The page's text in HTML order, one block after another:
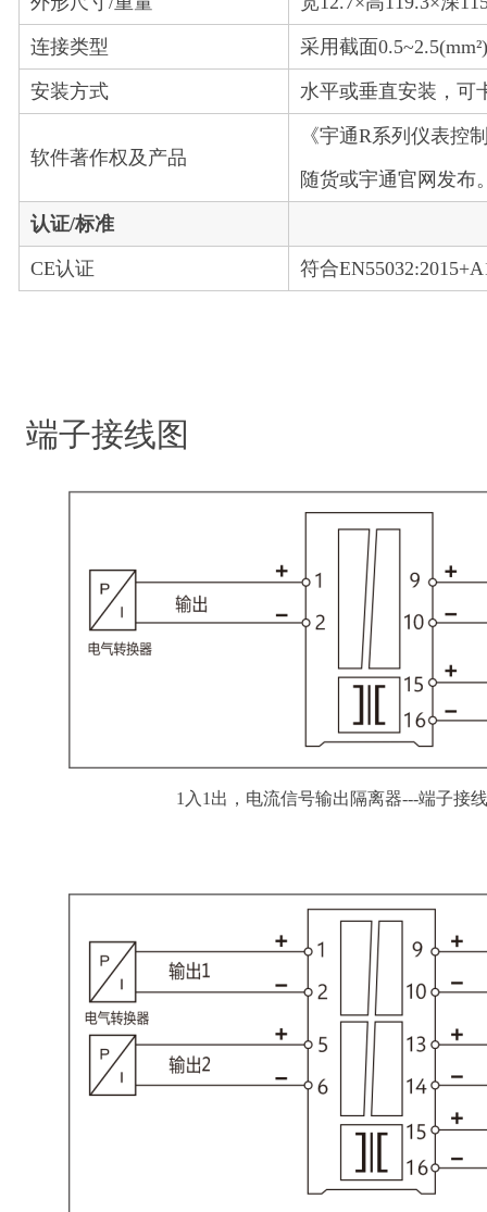
连接类型 采用截面
安装方式 水平或垂直安装，可
软件著作权及产品
《宇通R系列仪表控
随货或宇通官网发布
认证/标准
CE认证 符合
端子接线图
1入1出，电流信号输出隔离器---端子接